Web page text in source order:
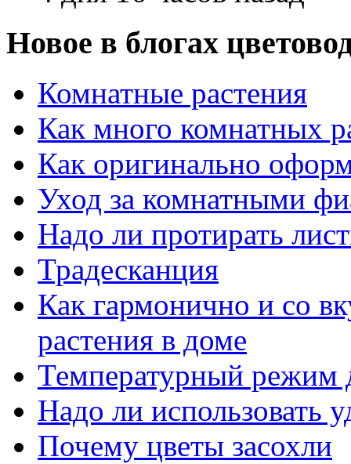
Новое в блогах
Комнатные растения
Как много комнатных
Как оригинально
Уход за комнатными
Надо ли протирать
Традесканция
Как гармонично и со
растения в доме
Температурный режим
Надо ли использовать
Почему цветы засохли